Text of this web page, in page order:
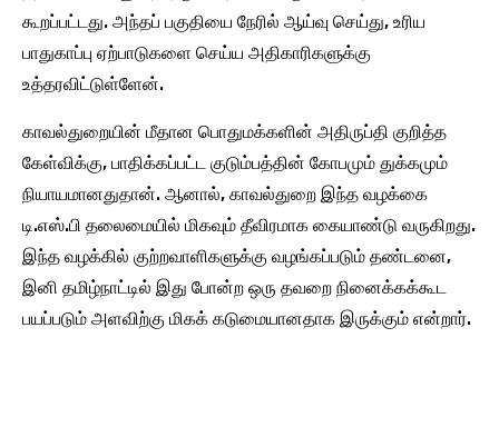
கூறப்பட்டது. அந்தப் பகுதியை நேரில் ஆய்வு செய்து, உரிய
பாதுகாப்பு ஏற்பாடுகளை செய்ய அதிகாரிகளுக்கு
உத்தரவிட்டுள்ளேன்.
காவல்துறையின் மீதான பொதுமக்களின் அதிருப்தி குறித்த
கேள்விக்கு, பாதிக்கப்பட்ட குடும்பத்தின் கோபமும் துக்கமும்
நியாயமானதுதான். ஆனால், காவல்துறை இந்த வழக்கை
டி.எஸ்.பி தலைமையில் மிகவும் தீவிரமாக கையாண்டு வருகிறது.
இந்த வழக்கில் குற்றவாளிகளுக்கு வழங்கப்படும் தண்டனை,
இனி தமிழ்நாட்டில் இது போன்ற ஒரு தவறை நினைக்கக்கூட
பயப்படும் அளவிற்கு மிகக் கடுமையானதாக இருக்கும் என்றார்.